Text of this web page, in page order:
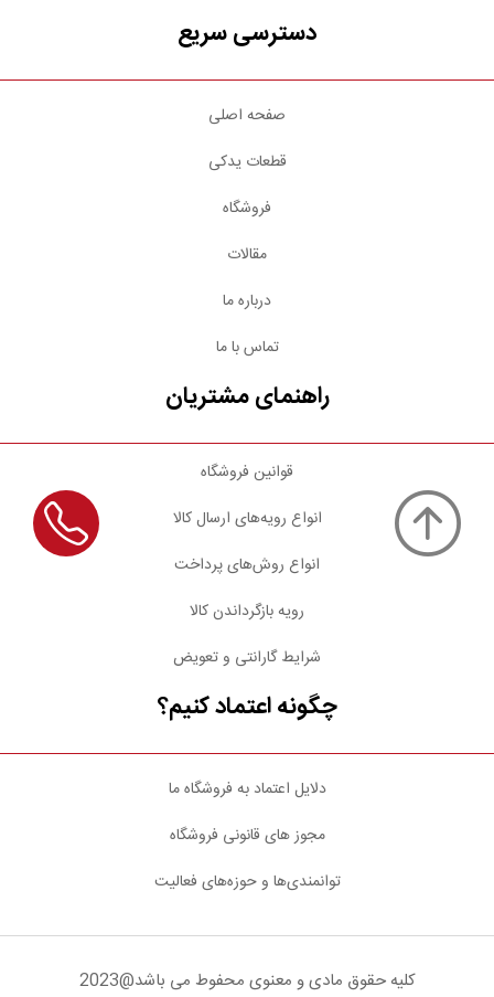
دسترسی سریع
صفحه اصلی
قطعات یدکی
فروشگاه
مقالات
درباره ما
تماس با ما
راهنمای مشتریان
قوانین فروشگاه
انواع رویه‌های ارسال کالا
انواع روش‌های پرداخت
رویه بازگرداندن کالا
شرایط گارانتی و تعویض
چگونه اعتماد کنیم؟
دلایل اعتماد به فروشگاه ما
مجوز های قانونی فروشگاه
توانمندی‌ها و حوزه‌های فعالیت
کلیه حقوق مادی و معنوی محفوط می باشد@2023